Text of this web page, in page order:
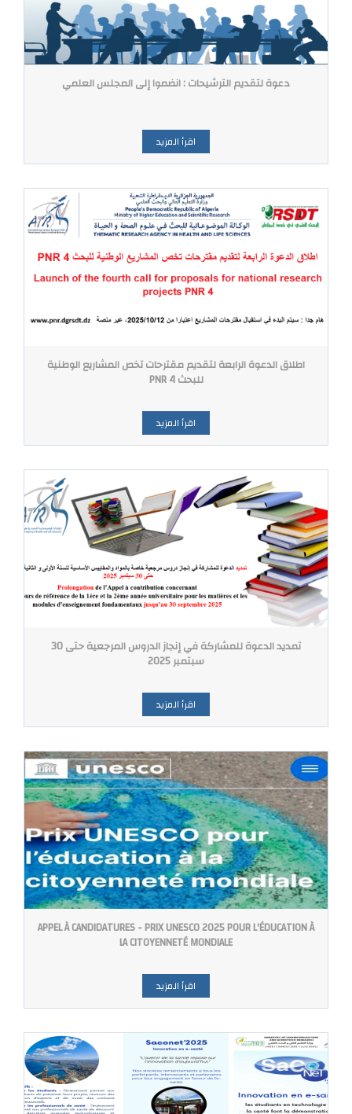
دعوة لتقديم الترشيحات : انضموا إلى المجلس العلمي
اقرأ المزيد
اطلاق الدعوة الرابعة لتقديم مقترحات تخص المشاريع الوطنية
للبحث PNR 4
اقرأ المزيد
تمديد الدعوة للمشاركة في إنجاز الدروس المرجعية حتى 30
سبتمبر 2025
اقرأ المزيد
APPEL À CANDIDATURES - PRIX UNESCO 2025 POUR L'ÉDUCATION À
LA CITOYENNETÉ MONDIALE
اقرأ المزيد